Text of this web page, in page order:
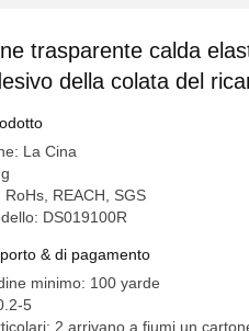
trasparente calda
della colata del
La Cina
REACH, SGS
DS019100R
& di pagamento
minimo: 100 yarde
5
2 arrivano a fiumi un